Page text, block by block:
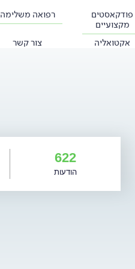
פודקאסטים
מקצועיים
רפואה משלימה
אקטואליה צור קשר
622
הודעות